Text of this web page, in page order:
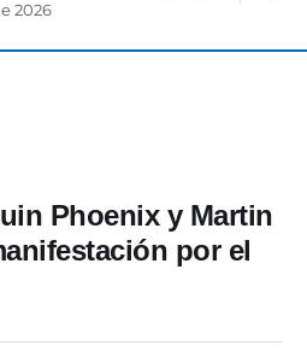
2026
Phoenix y Martin
por el